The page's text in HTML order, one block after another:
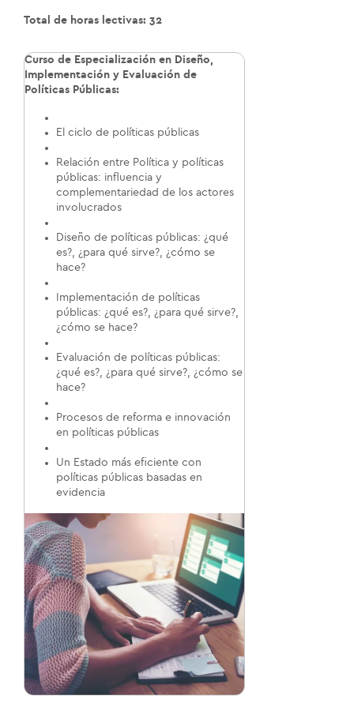
Total de horas lectivas: 32
Curso de Especialización en Diseño,
Implementación y Evaluación de
Políticas Públicas:
El ciclo de políticas públicas
Relación entre Política y políticas
públicas: influencia y
complementariedad de los actores
involucrados
Diseño de políticas públicas: ¿qué
es?, ¿para qué sirve?, ¿cómo se
hace?
Implementación de políticas
públicas: ¿qué es?, ¿para qué sirve?,
¿cómo se hace?
Evaluación de políticas públicas:
¿qué es?, ¿para qué sirve?, ¿cómo se
hace?
Procesos de reforma e innovación
en políticas públicas
Un Estado más eficiente con
políticas públicas basadas en
evidencia